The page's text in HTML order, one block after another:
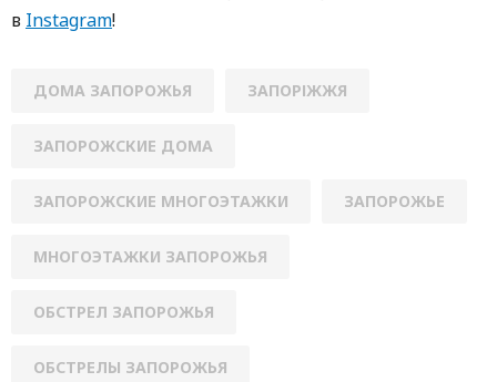
в Instagram!
ДОМА ЗАПОРОЖЬЯ ЗАПОРІЖЖЯ
ЗАПОРОЖСКИЕ ДОМА
ЗАПОРОЖСКИЕ МНОГОЭТАЖКИ ЗАПОРОЖЬЕ
МНОГОЭТАЖКИ ЗАПОРОЖЬЯ
ОБСТРЕЛ ЗАПОРОЖЬЯ
ОБСТРЕЛЫ ЗАПОРОЖЬЯ